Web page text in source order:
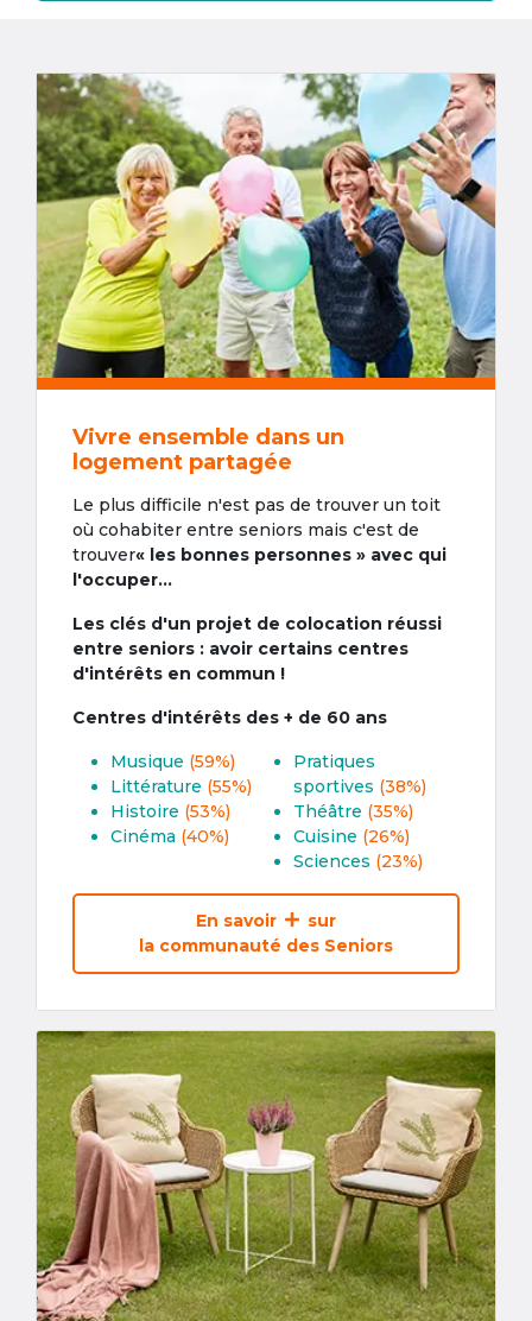
Vivre ensemble dans un
logement partagée
Le plus difficile n'est pas de trouver un toit
où cohabiter entre seniors mais c'est de
trouver« les bonnes personnes » avec qui
l'occuper...
Les clés d'un projet de colocation réussi
entre seniors : avoir certains centres
d'intérêts en commun !
Centres d'intérêts des + de 60 ans
Musique (59%)
Littérature (55%)
Histoire (53%)
Cinéma (40%)
Pratiques
sportives (38%)
Théâtre (35%)
Cuisine (26%)
Sciences (23%)
En savoir
sur
la communauté des Seniors